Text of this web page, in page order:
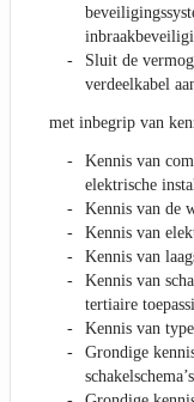
Sluit de
verdeelkabel
met inbegrip van
Kennis van
elektrische
Kennis van de
Kennis van
Kennis van
Kennis van
tertiaire
Kennis van
Grondige
schakelschema’s